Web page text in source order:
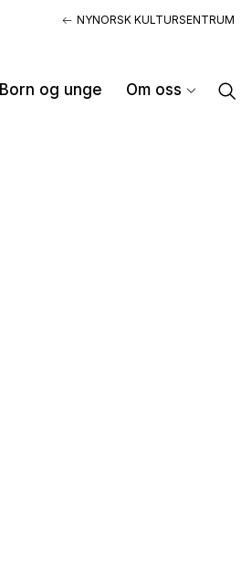
NYNORSK KULTURSENTRUM
Born og unge Om oss